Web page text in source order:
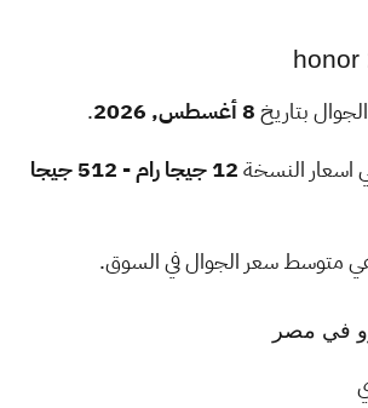
بتاريخ8 أغسطس, 2026
.
اسعار النسخة
12 جيجا رام - 512 جيجا
هي متوسط سعر الجوال في السوق.